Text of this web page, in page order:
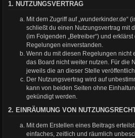
1. NUTZUNGSVERTRAG
Mit dem Zugriff auf „wunderkinder.de“
schließt du einen Nutzungsvertrag mit
(im Folgenden „Betreiber“) und
Regelungen einverstanden.
Wenn du mit diesen Regelungen nicht
das Board nicht weiter nutzen. Für die
jeweils die an dieser Stelle
Der Nutzungsvertrag wird auf
kann von beiden Seiten ohne
gekündigt werden.
2. EINRÄUMUNG VON
Mit dem Erstellen eines Beitrags
einfaches, zeitlich und räumlich